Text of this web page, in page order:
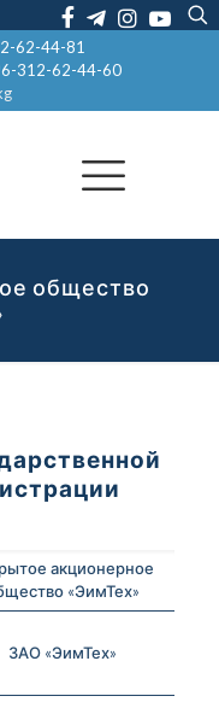
62-44-81
312-62-44-60
общество
акционерное
«ЭимТех»
ЗАО «ЭимТех»